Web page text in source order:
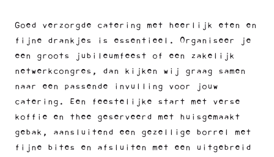
Goed verzorgde catering met heerlijk eten en
fijne drankjes is essentieel. Organiseer je
een groots jubileumfeest of een zakelijk
netwerkcongres, dan kijken wij graag samen
naar een passende invulling voor jouw
catering. Een feestelijke start met verse
koffie en thee geserveerd met huisgemaakt
gebak, aansluitend een gezellige borrel met
fijne bites en afsluiten met een uitgebreid